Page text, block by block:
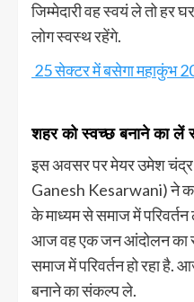
जिम्मेदारी वह स्वयं ले तो हर
लोग स्वस्थ रहेंगे.
25 सेक्टर में बसेगा महाकुंभ
शहर को स्वच्छ बनाने का लें
इस अवसर पर मेयर उमेश
Ganesh Kesarwani) ने
के माध्यम से समाज में
आज वह एक जन आंदोलन का
समाज में परिवर्तन हो रहा है.
बनाने का संकल्प ले.